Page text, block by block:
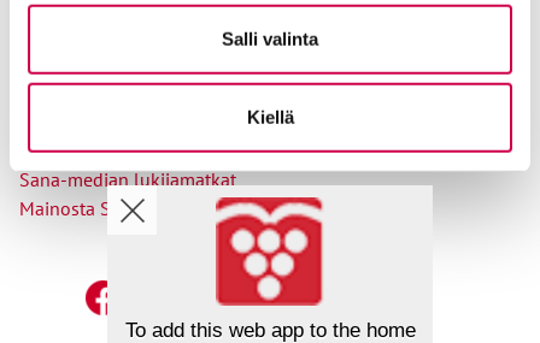
Salli valinta
Kiellä
Ole meihin yhteydessä
Lähetä juttuvinkki
Suosittele Sanaa
Sana-median lukijamatkat
Mainosta Sana-mediassa
To add this web app to the home